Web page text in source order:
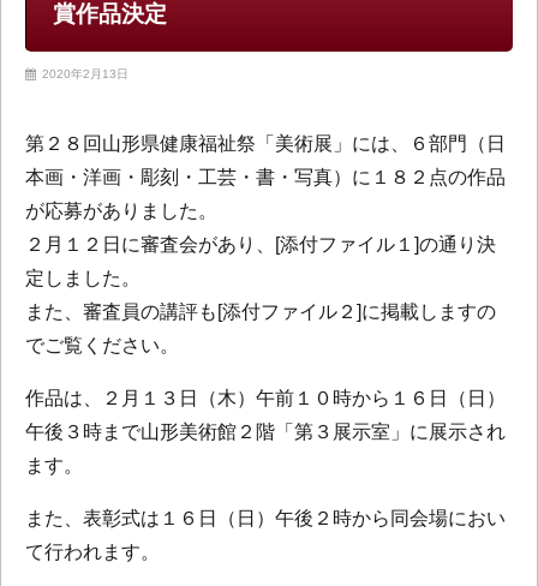
賞作品決定
2020年2月13日
第２８回山形県健康福祉祭「美術展」には、６部門（日
本画・洋画・彫刻・工芸・書・写真）に１８２点の作品
が応募がありました。
２月１２日に審査会があり、[添付ファイル１]の通り決
定しました。
また、審査員の講評も[添付ファイル２]に掲載しますの
でご覧ください。
作品は、２月１３日（木）午前１０時から１６日（日）
午後３時まで山形美術館２階「第３展示室」に展示され
ます。
また、表彰式は１６日（日）午後２時から同会場におい
て行われます。